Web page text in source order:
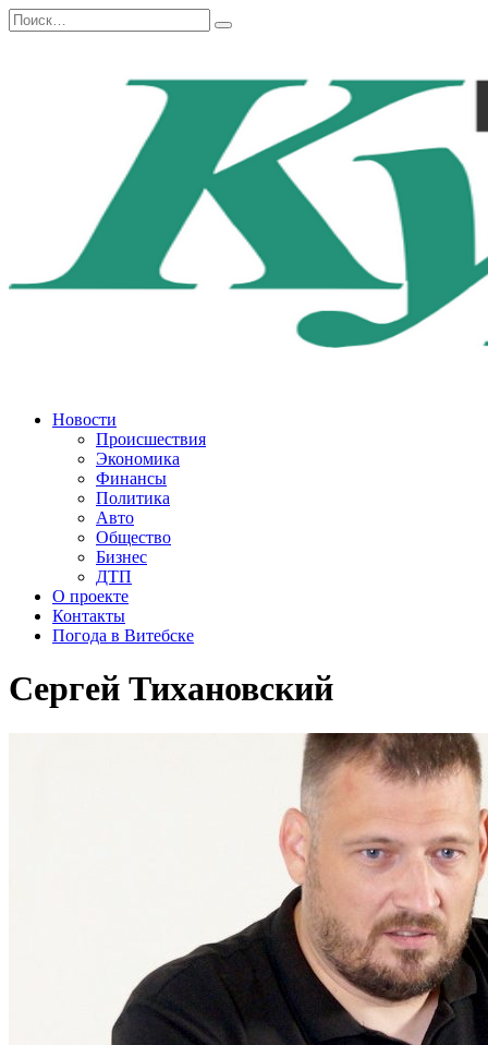
Перейти
к
Search
for:
Новости
Происшествия
Экономика
Финансы
Политика
Авто
Общество
Бизнес
ДТП
О проекте
Контакты
Погода в Витебске
Сергей Тихановский